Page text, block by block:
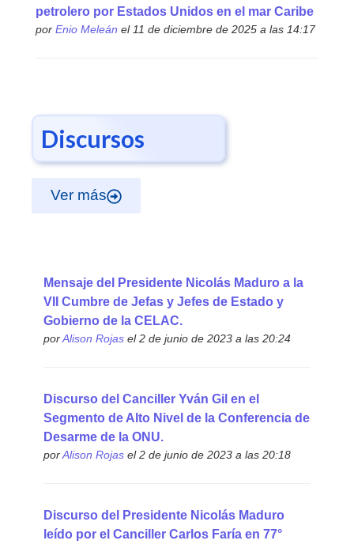
petrolero por Estados Unidos en el mar Caribe
por Enio Meleán el 11 de diciembre de 2025 a las 14:17
Discursos
Ver más
Mensaje del Presidente Nicolás Maduro a la
VII Cumbre de Jefas y Jefes de Estado y
Gobierno de la CELAC.
porAlison Rojasel 2 de junio de 2023 a las 20:24
Discurso del Canciller Yván Gil en el
Segmento de Alto Nivel de la Conferencia de
Desarme de la ONU.
porAlison Rojasel 2 de junio de 2023 a las 20:18
Discurso del Presidente Nicolás Maduro
leído por el Canciller Carlos Faría en 77°